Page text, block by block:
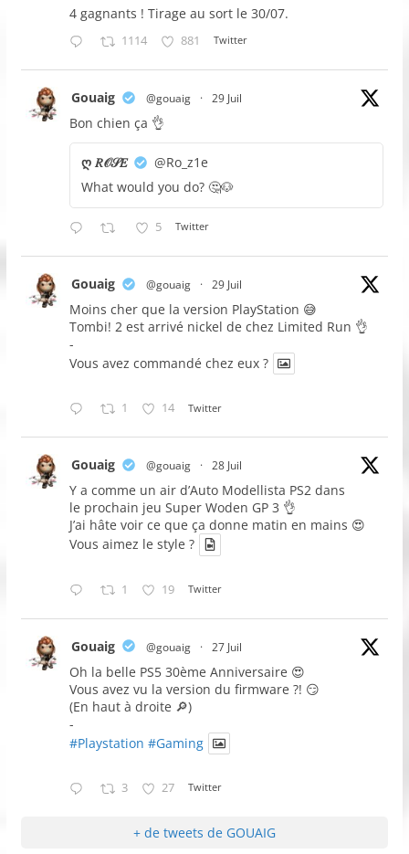
4 gagnants ! Tirage au sort le 30/07.
1114 881 Twitter
Gouaig @gouaig · 29 Juil
Bon chien ça 👌
ღ 𝑅𝒪𝒮𝐸
@Ro_z1e
What would you do? 🤔🐶
5 Twitter
Gouaig @gouaig · 29 Juil
Moins cher que la version PlayStation 😅
Tombi! 2 est arrivé nickel de chez Limited Run 👌
-
Vous avez commandé chez eux ?
1 14 Twitter
Gouaig @gouaig · 28 Juil
Y a comme un air d’Auto Modellista PS2 dans
le prochain jeu Super Woden GP 3 👌
J’ai hâte voir ce que ça donne matin en mains 😍
Vous aimez le style ?
1 19 Twitter
Gouaig @gouaig · 27 Juil
Oh la belle PS5 30ème Anniversaire 😍
Vous avez vu la version du firmware ?! 😏
(En haut à droite 🔎)
-
#Playstation #Gaming
3 27 Twitter
+ de tweets de GOUAIG